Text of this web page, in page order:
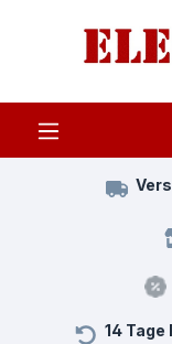
Zum Hauptinhalt
14